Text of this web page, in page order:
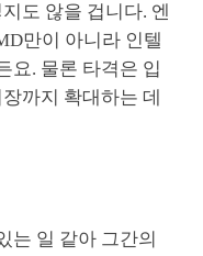
도 않을 겁니다. 엔
만이 아니라 인텔
요. 물론 타격은 입
까지 확대하는 데
는 일 같아 그간의